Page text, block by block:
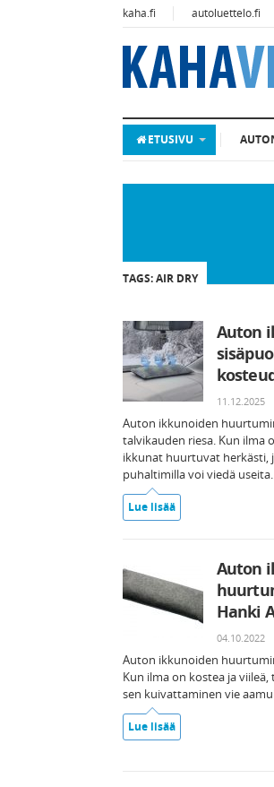
kaha.fi autoluettelo.fi
ETUSIVU
TAGS: AIR DRY
Auton
11.12.2025
Auton ikkunoiden
talvikauden riesa. Kun ilma
ikkunat huurtuvat herkästi,
puhaltimilla voi viedä
Lue lisää
Auton
Hanki
04.10.2022
Auton ikkunoiden
Kun ilma on kostea ja
sen kuivattaminen vie
Lue lisää